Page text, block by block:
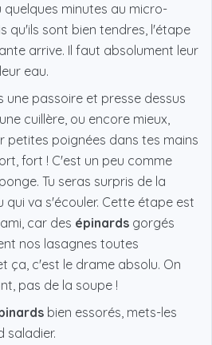
quelques minutes au micro-
qu'ils sont bien tendres, l'étape
arrive. Il faut absolument leur
eau.
une passoire et presse dessus
cuillère, ou encore mieux,
petites poignées dans tes mains
fort ! C'est un peu comme
Tu seras surpris de la
qui va s'écouler. Cette étape est
car des épinards gorgés
nos lasagnes toutes
ça, c'est le drame absolu. On
pas de la soupe !
bien essorés, mets-les
saladier.